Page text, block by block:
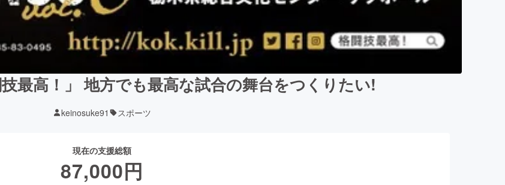
最高！」 地方でも最高な試合の舞台をつくりたい!
keinosuke91 スポーツ
現在の支援総額
87,000円